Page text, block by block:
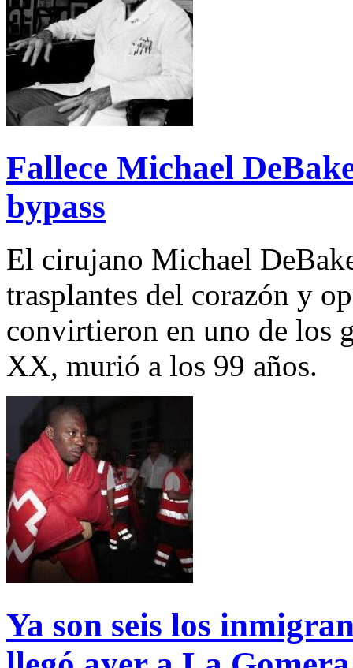
Fallece Michael
bypass
El cirujano Michael
trasplantes del corazón y
convirtieron en uno de los
XX, murió a los 99 años.
Ya son seis los